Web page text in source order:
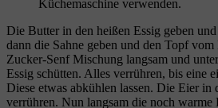
Küchemaschine verwenden.
Die Butter in den heißen Essig geben
dann die Sahne geben und den Topf
Zucker-Senf Mischung langsam und
Essig schütten. Alles verrühren, bis eine
Diese etwas abkühlen lassen. Die Eier in
verrühren. Nun langsam die noch